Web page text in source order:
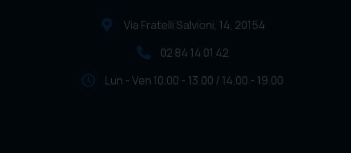
Via Fratelli Salvioni, 14, 20154
02 84 14 01 42
Lun - Ven 10.00 - 13.00 / 14.00 - 19.00